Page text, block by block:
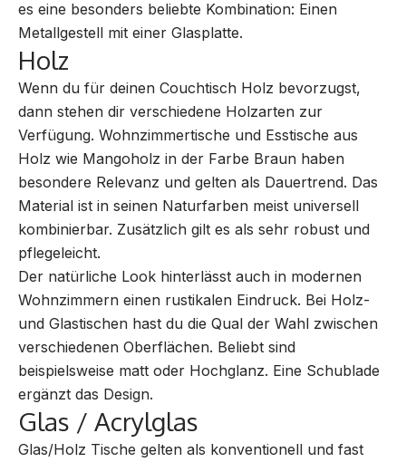
es eine besonders beliebte Kombination: Einen
Metallgestell mit einer Glasplatte.
Holz
Wenn du für deinen Couchtisch Holz bevorzugst,
dann stehen dir verschiedene Holzarten zur
Verfügung. Wohnzimmertische und Esstische aus
Holz wie Mangoholz in der Farbe Braun haben
besondere Relevanz und gelten als Dauertrend. Das
Material ist in seinen Naturfarben meist universell
kombinierbar. Zusätzlich gilt es als sehr robust und
pflegeleicht.
Der natürliche Look hinterlässt auch in modernen
Wohnzimmern einen rustikalen Eindruck. Bei Holz-
und Glastischen hast du die Qual der Wahl zwischen
verschiedenen Oberflächen. Beliebt sind
beispielsweise matt oder Hochglanz. Eine Schublade
ergänzt das Design.
Glas / Acrylglas
Glas/Holz Tische gelten als konventionell und fast